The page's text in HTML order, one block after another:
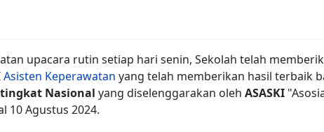
upacara rutin setiap hari senin, Sekolah telah
Asisten Keperawatan yang telah memberikan hasil terbaik
tingkat Nasional yang diselenggarakan oleh ASASKI
10 Agustus 2024.